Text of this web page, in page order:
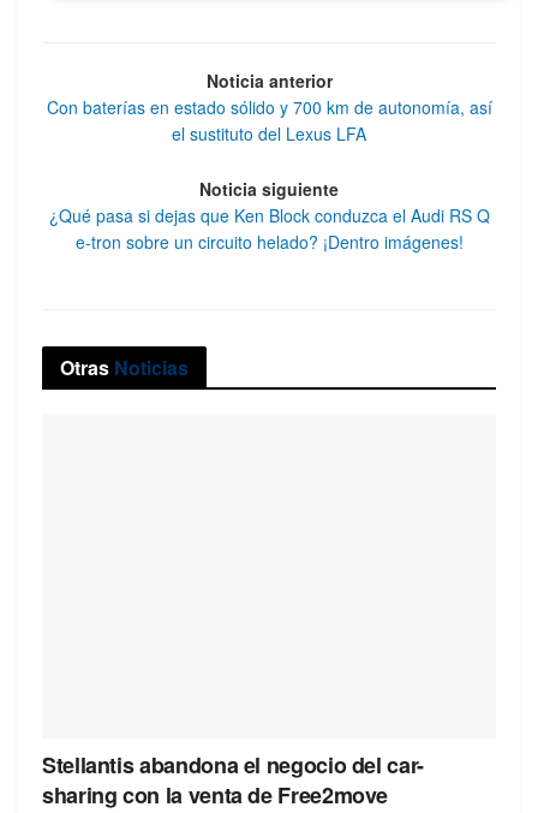
Noticia anterior
Con baterías en estado sólido y 700 km de autonomía, así
el sustituto del Lexus LFA
Noticia siguiente
¿Qué pasa si dejas que Ken Block conduzca el Audi RS Q
e-tron sobre un circuito helado? ¡Dentro imágenes!
Otras Noticias
Stellantis abandona el negocio del car-
sharing con la venta de Free2move